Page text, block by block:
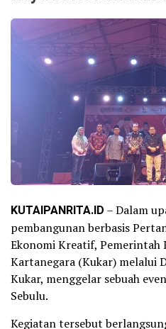
KUTAIPANRITA.ID – Dalam
pembangunan berbasis
Ekonomi Kreatif, Pemerintah
Kartanegara (Kukar) melalui
Kukar, menggelar sebuah
Sebulu.
Kegiatan tersebut